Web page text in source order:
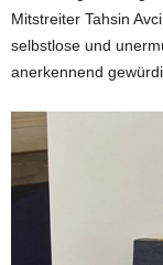
Mitstreiter Tahsin
selbstlose und
anerkennend